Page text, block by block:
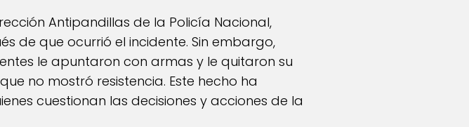
Antipandillas de la Policía Nacional,
de que ocurrió el incidente. Sin embargo,
le apuntaron con armas y le quitaron su
no mostró resistencia. Este hecho ha
cuestionan las decisiones y acciones de la